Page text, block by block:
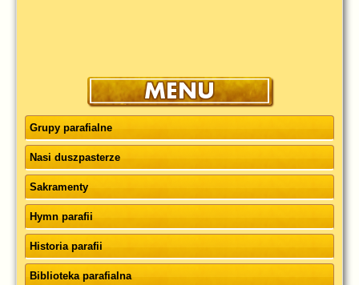
Grupy parafialne
Nasi duszpasterze
Sakramenty
Hymn parafii
Historia parafii
Biblioteka parafialna